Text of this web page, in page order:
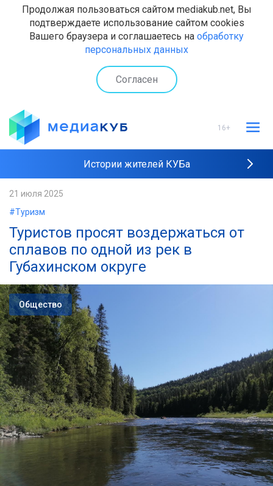
Продолжая пользоваться сайтом mediakub.net, Вы
подтверждаете использование сайтом cookies
Вашего браузера и соглашаетесь на обработку
персональных данных
Согласен
16+
Истории жителей КУБа
21 июля 2025
#Туризм
Туристов просят воздержаться от
сплавов по одной из рек в
Губахинском округе
Общество